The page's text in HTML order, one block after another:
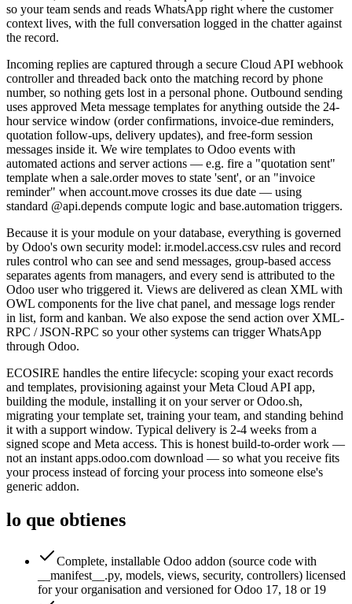
so your team sends and reads WhatsApp right where the customer
context lives, with the full conversation logged in the chatter against
the record.
Incoming replies are captured through a secure Cloud API webhook
controller and threaded back onto the matching record by phone
number, so nothing gets lost in a personal phone. Outbound sending
uses approved Meta message templates for anything outside the 24-
hour service window (order confirmations, invoice-due reminders,
quotation follow-ups, delivery updates), and free-form session
messages inside it. We wire templates to Odoo events with
automated actions and server actions — e.g. fire a "quotation sent"
template when a sale.order moves to state 'sent', or an "invoice
reminder" when account.move crosses its due date — using
standard @api.depends compute logic and base.automation triggers.
Because it is your module on your database, everything is governed
by Odoo's own security model: ir.model.access.csv rules and record
rules control who can see and send messages, group-based access
separates agents from managers, and every send is attributed to the
Odoo user who triggered it. Views are delivered as clean XML with
OWL components for the live chat panel, and message logs render
in list, form and kanban. We also expose the send action over XML-
RPC / JSON-RPC so your other systems can trigger WhatsApp
through Odoo.
ECOSIRE handles the entire lifecycle: scoping your exact records
and templates, provisioning against your Meta Cloud API app,
building the module, installing it on your server or Odoo.sh,
migrating your template set, training your team, and standing behind
it with a support window. Typical delivery is 2-4 weeks from a
signed scope and Meta access. This is honest build-to-order work —
not an instant apps.odoo.com download — so what you receive fits
your process instead of forcing your process into someone else's
generic addon.
lo que obtienes
Complete, installable Odoo addon (source code with
__manifest__.py, models, views, security, controllers) licensed
for your organisation and versioned for Odoo 17, 18 or 19